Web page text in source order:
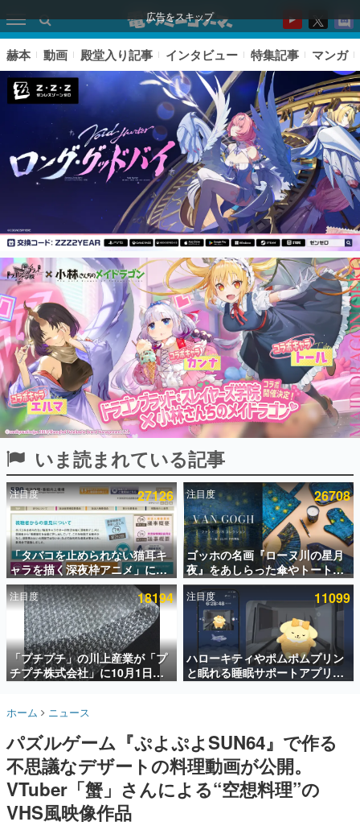
広告をスキップ
ピックアップ
電ファミのいま読まれている記事ランキング
アプリセール情報
インタビュー
連載・特集一覧
殿堂入り記事
SNS拡散数が数千以上！ ページビュー数万以上！ などな
ど。多くの人々に読まれた、電ファミ渾身の“殿堂入り”記
事をまとめました。
ゲームの企画書
名作ゲームクリエイターの方々に製作時のエピソードをお
聞きし、ヒットする企画（ゲーム）とは何か？を探ってい
きます。
赫本
この物語を解いてはいけない。『赫本』は、〈試験問題〉
の形をした短編ホラー小説集です。
新世代に訊く
これからのデジタルゲーム市場を担う若きクリエイター達
の姿を追い、彼らのルーツと情熱を探っていきます。
ゲームに多大な影響を受けた作家さんに取材し、ゲームが
日本のコンテンツ産業やカルチャーに与えた影響を探る企
画です。
日本モバイルゲーム産業史
日本のモバイルゲーム史における主要なトピック・タイト
ルを網羅するほか、開発者へのインタビューや識者による
解説を掲載。約20年の歴史が一望できる決定版！
赫本 動画 殿堂入り記事 インタビュー 特集記事 マンガ
いま読まれている記事
注目度 27126
「タバコを止められない猫耳キ
ャラを描く深夜枠アニメ」に視
聴者の一部から批判意見。違法
薬物の使用と思わしき描写も含
めて、BPOが議論を交わす
注目度 26708
ゴッホの名画『ローヌ川の星月
夜』をあしらった傘やトートバ
ッグなどが登場。8月7日21時よ
り2日間限定で予約販売
注目度 18194
「プチプチ」の川上産業が「プ
チプチ株式会社」に10月1日よ
り社名変更へ。創業58年で初め
なじみの緩衝材が会社の名前に
注目度 11099
ハローキティやポムポムプリン
と眠れる睡眠サポートアプリ
『ゆめたび』が配信中。キャラ
ホーム ニュース
パズルゲーム『ぷよぷよSUN64』で作る
不思議なデザートの料理動画が公開。
VTuber「蟹」さんによる“空想料理”の
VHS風映像作品